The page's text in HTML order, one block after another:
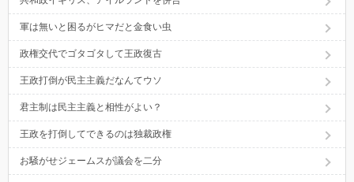
軍は無いと困るがヒマだと金食い虫
政権交代でゴタゴタして王政復古
王政打倒が民主主義だなんてウソ
君主制は民主主義と相性がよい？
王政を打倒してできるのは独裁政権
お騒がせジェームスが議会を二分